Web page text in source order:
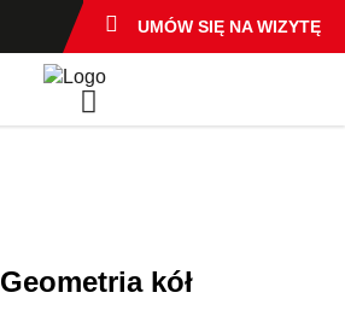
UMÓW SIĘ NA WIZYTĘ
Geometria kół